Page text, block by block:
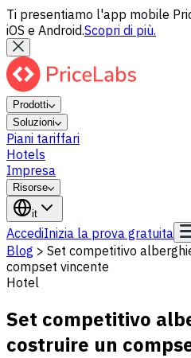
Ti presentiamo l'app mobile
iOS e Android.Scopri di più.
Prodotti
Soluzioni
Piani tariffari
Hotels
Impresa
Risorse
it
AccediInizia la prova gratuita
Blog > Set competitivo
compset vincente
Hotel
Set competitivo
costruire un